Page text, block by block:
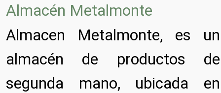
Almacén Metalmonte
Almacen Metalmonte, es un
almacén de productos de
segunda mano, ubicada en